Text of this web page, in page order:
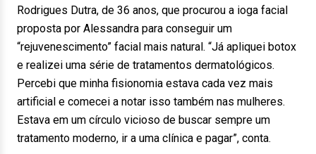
Rodrigues Dutra, de 36 anos, que procurou a ioga facial
proposta por Alessandra para conseguir um
“rejuvenescimento” facial mais natural. “Já apliquei botox
e realizei uma série de tratamentos dermatológicos.
Percebi que minha fisionomia estava cada vez mais
artificial e comecei a notar isso também nas mulheres.
Estava em um círculo vicioso de buscar sempre um
tratamento moderno, ir a uma clínica e pagar”, conta.